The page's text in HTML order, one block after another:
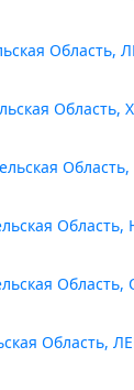
Область,